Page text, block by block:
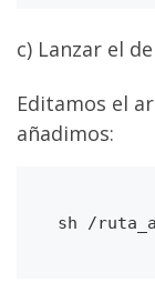
c) Lanzar el
Editamos el
añadimos:
sh /